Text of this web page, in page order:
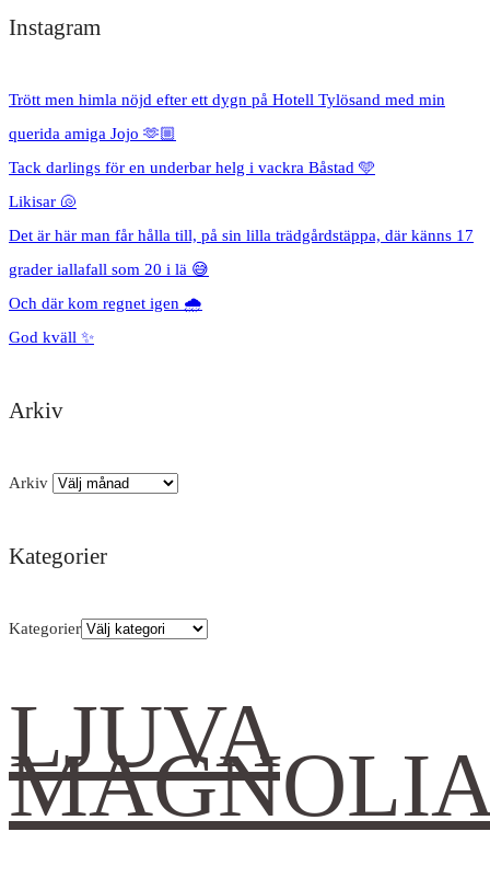
Instagram
Trött men himla nöjd efter ett dygn på Hotell Tylösand med min
querida amiga Jojo 🫶🏼
Tack darlings för en underbar helg i vackra Båstad 🩵
Likisar 🐚
Det är här man får hålla till, på sin lilla trädgårdstäppa, där känns 17
grader iallafall som 20 i lä 😅
Och där kom regnet igen 🌧️
God kväll ✨
Arkiv
Arkiv
Kategorier
Kategorier
LJUVA